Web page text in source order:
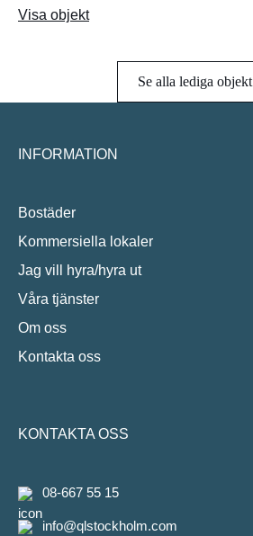
Visa objekt
Se alla lediga objekt
INFORMATION
Bostäder
Kommersiella lokaler
Jag vill hyra/hyra ut
Våra tjänster
Om oss
Kontakta oss
KONTAKTA OSS
08-667 55 15
info@qlstockholm.com